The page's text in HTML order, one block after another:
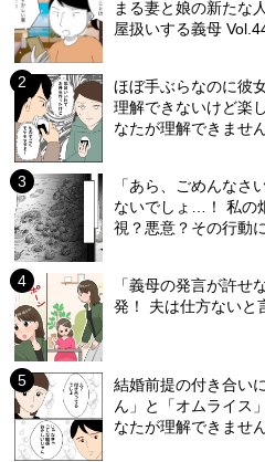
まる妻と娘の新たな
屋扱いする義母 Vol.44
ほぼ手ぶらなのに彼
理解できないけど楽
なたが理解できませ
「あら、ごめんなさ
ないでしょ…！ 私の
視？悪意？その行動
「義母の発言が許
発！ 夫は仕方ないと
結婚前提の付き合い
ん」と「オムライス
なたが理解できませ